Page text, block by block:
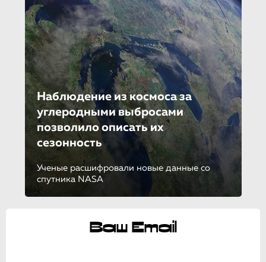
Наблюдение из космоса за
углеродными выбросами
позволило описать их
сезонность
Ученые расшифровали новые данные со
спутника NASA
Ваш Email